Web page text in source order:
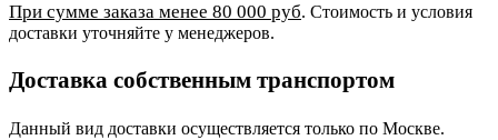
При сумме заказа менее 80 000 руб. Стоимость и условия
доставки уточняйте у менеджеров.
Доставка собственным транспортом
Данный вид доставки осуществляется только по Москве.